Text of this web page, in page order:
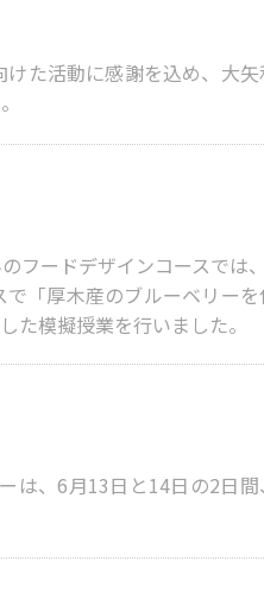
た活動に感謝を込め、大矢
フードデザインコースでは
「厚木産のブルーベリー
た模擬授業を行いました。
、6月13日と14日の2日間、